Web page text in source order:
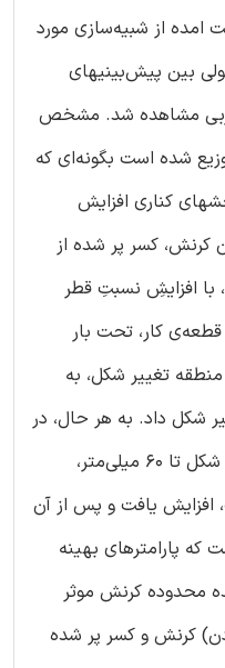
امده از شبیه‌سازی مورد
بین پیش‌بینیهای
مشاهده شد. مشخص
شده است بگونه‌ای که
کناری افزایش
کرنش، کسر پر شده از
با افزایشِ نسبتِ قطر
قطعه‌ی کار، تحت بار
تغییر شکل، به
شکل داد. به هر حال، در
ابتدا با افزایش طول ناحیه تغییر شکل تا 60 میلی‌متر،
یافت و پس از آن
پارامترهای بهینه
محدوده کرنش موثر
کرنش و کسر پر شده